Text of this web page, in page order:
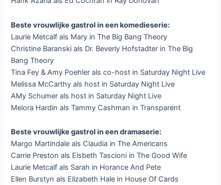
Beste vrouwlijke gastrol in een komedieserie:
Laurie Metcalf als Mary in The Big Bang Theory
Christine Baranski als Dr. Beverly Hofstadter in The Big
Bang Theory
Tina Fey & Amy Poehler als co-host in Saturday Night Live
Melissa McCarthy als host in Saturday Night Live
AMy Schumer als host in Saturday Night Live
Melora Hardin als Tammy Cashman in Transparent
Beste vrouwlijke gastrol in een dramaserie:
Margo Martindale als Claudia in The Americans
Carrie Preston als Elsbeth Tascioni in The Good Wife
Laurie Metcalf als Sarah in Horance And Pete
Ellen Burstyn als Elizabeth Hale in House Of Cards